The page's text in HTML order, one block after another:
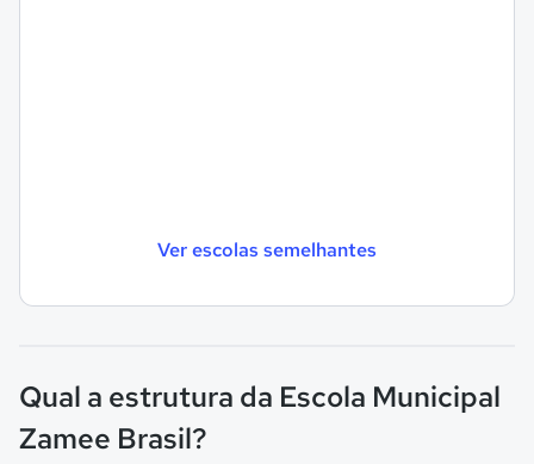
Ver escolas semelhantes
Qual a estrutura da Escola Municipal
Zamee Brasil?